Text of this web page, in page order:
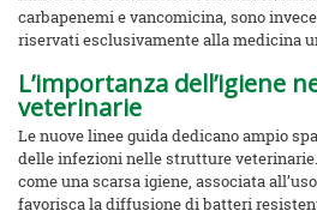
carbapenemi e vancomicina, sono
riservati esclusivamente alla medicina
L’importanza dell’igiene
veterinarie
Le nuove linee guida dedicano ampio
delle infezioni nelle strutture
come una scarsa igiene, associata
favorisca la diffusione di batteri